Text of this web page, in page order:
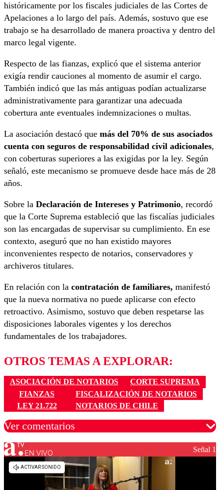
históricamente por los fiscales judiciales de las Cortes de
Apelaciones a lo largo del país. Además, sostuvo que ese
trabajo se ha desarrollado de manera proactiva y dentro del
marco legal vigente.
Respecto de las fianzas, explicó que el sistema anterior
exigía rendir cauciones al momento de asumir el cargo.
También indicó que las más antiguas podían actualizarse
administrativamente para garantizar una adecuada
cobertura ante eventuales indemnizaciones o multas.
La asociación destacó que más del 70% de sus asociados
cuenta con seguros de responsabilidad civil adicionales,
con coberturas superiores a las exigidas por la ley. Según
señaló, este mecanismo se promueve desde hace más de 28
años.
Sobre la Declaración de Intereses y Patrimonio, recordó
que la Corte Suprema estableció que las fiscalías judiciales
son las encargadas de supervisar su cumplimiento. En ese
contexto, aseguró que no han existido mayores
inconvenientes respecto de notarios, conservadores y
archiveros titulares.
En relación con la contratación de familiares, manifestó
que la nueva normativa no puede aplicarse con efecto
retroactivo. Asimismo, sostuvo que deben respetarse las
disposiciones laborales vigentes y los derechos
fundamentales de los trabajadores.
OTROS TEMAS A EXPLORAR:
ASOCIACIÓN DE NOTARIOS
CORTE SUPREMA
FIANZAS
FISCALIZACIÓN DE NOTARIOS
LEY 21.722
NOTARIOS DE CHILE
Ver comentarios
Los comentarios son moderados para garantizar un
diálogo respetuoso.
EN VIVO Señal 1